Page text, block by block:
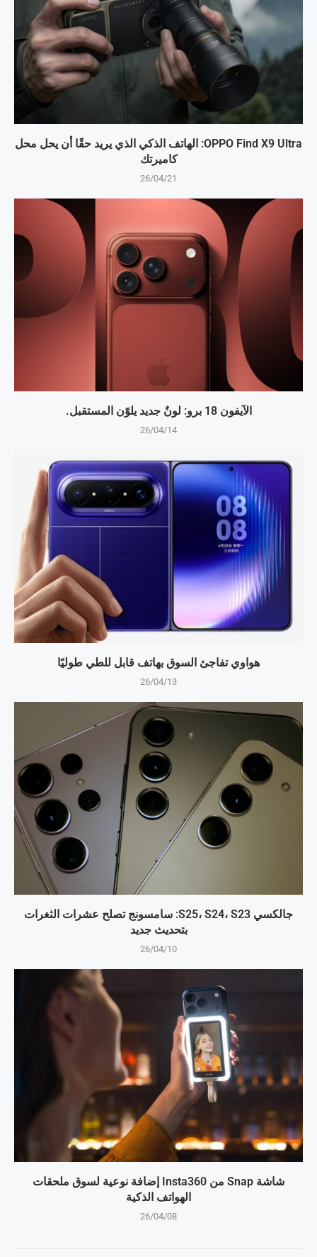
OPPO Find X9 Ultra: الهاتف الذكي الذي يريد حقًا أن يحل محل
كاميرتك
26/04/21
الآيفون 18 برو: لونٌ جديد يلوّن المستقبل.
26/04/14
هواوي تفاجئ السوق بهاتف قابل للطي طوليًا
26/04/13
جالكسي S25، S24، S23: سامسونج تصلح عشرات الثغرات
بتحديث جديد
26/04/10
شاشة Snap من Insta360 إضافة نوعية لسوق ملحقات
الهواتف الذكية
26/04/08